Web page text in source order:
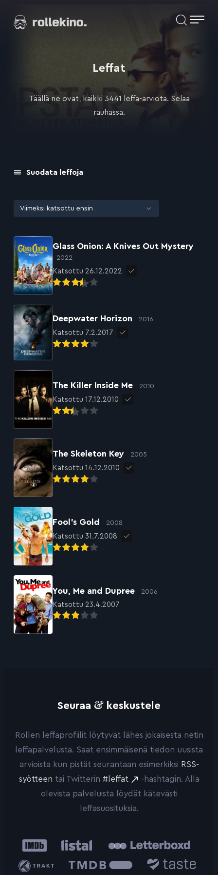
suoraan
Elokuvat ja elokuva-arviot | Rollekino.fi
Leffat
Täällä ne ovat, kaikki 3441 leffa-arviota. Selaa
rauhassa.
Suodata leffoja
Glass Onion: A Knives Out Mystery
2022
Katsottu 26.12.2022
Deepwater Horizon 2016
Katsottu 7.2.2017
The Killer Inside Me 2010
Katsottu 17.12.2010
The Skeleton Key 2005
Katsottu 14.12.2010
Fool’s Gold 2008
Katsottu 31.7.2008
You, Me and Dupree 2006
Katsottu 23.4.2007
Seuraa & keskustele
Rollen leffaprofiilit löytyvät lähes jokaisesta netin
leffapalvelusta. Saat ensimmäisenä tiedon uusista
arvioista kun pistät seurantaan esimerkiksi RSS-
syötteen tai Twitterin #leffat
-hashtagin. Alla
olevista palveluista löydät kätevästi
leffasuosituksia.
IMDb Listal